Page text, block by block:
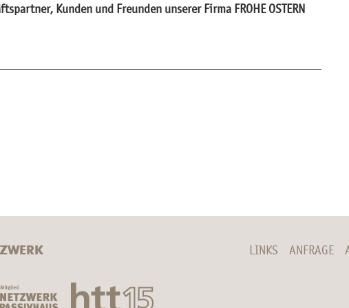
Kun­den und Freun­den un­se­rer Firma FROHE OS­TERN
LINKS ANFRAGE